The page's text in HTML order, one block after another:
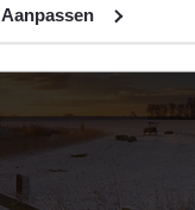
Aanpassen